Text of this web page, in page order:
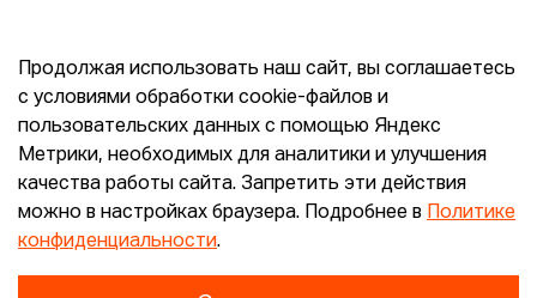
Конец эпохи маркетплейсов: прогнозы сооснователя
Mr.Doors Максима Валецкого
26.06.2026
Продолжая использовать наш сайт, вы соглашаетесь
с условиями обработки cookie-файлов и
пользовательских данных с помощью Яндекс
Метрики, необходимых для аналитики и улучшения
качества работы сайта. Запретить эти действия
можно в настройках браузера. Подробнее в
Политике
конфиденциальности.